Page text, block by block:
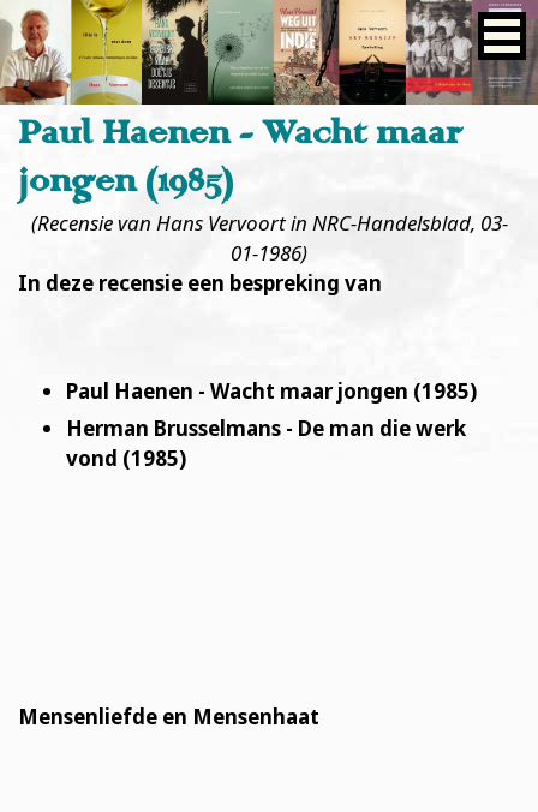
Paul Haenen - Wacht maar
jongen (1985)
(Recensievan Hans Vervoortin NRC-Handelsblad, 03-
01-1986)
In deze recensie een bespreking van
Paul Haenen - Wacht maar jongen (1985)
Herman Brusselmans - De man die werk
vond (1985)
Mensenliefde en Mensenhaat